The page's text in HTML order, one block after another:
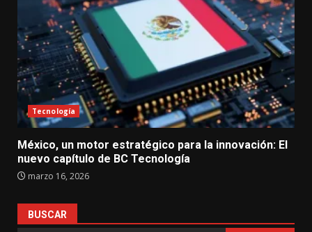
Tecnología
México, un motor estratégico para la innovación: El
nuevo capítulo de BC Tecnología
marzo 16, 2026
BUSCAR